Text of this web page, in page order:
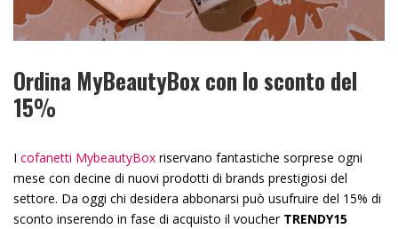
Ordina MyBeautyBox con lo sconto del
15%
I cofanetti MybeautyBox riservano fantastiche sorprese ogni
mese con decine di nuovi prodotti di brands prestigiosi del
settore. Da oggi chi desidera abbonarsi può usufruire del 15% di
sconto inserendo in fase di acquisto il voucher TRENDY15